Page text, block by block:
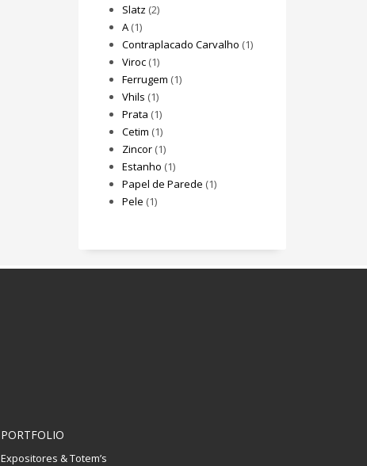
Slatz (2)
A(1)
Contraplacado Carvalho (1)
Viroc(1)
Ferrugem (1)
Vhils (1)
Prata (1)
Cetim (1)
Zincor(1)
Estanho (1)
Papel de Parede (1)
Pele (1)
PORTFOLIO
Expositores & Totem’s